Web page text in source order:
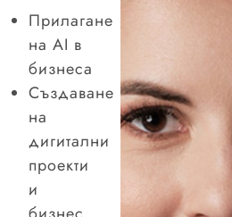
Прилагане
на AI в
бизнеса
Създаване
на
дигитални
проекти
и